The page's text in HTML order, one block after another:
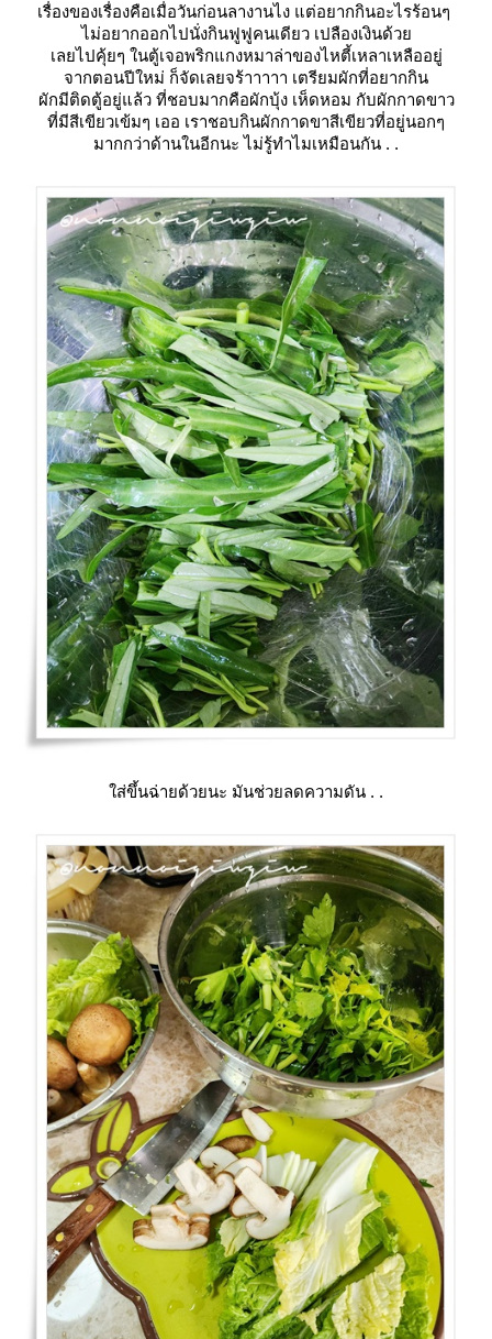
เรื่องของเรื่องคือเมื่อวันก่อนลางานไง แต่อยากกินอะไรร้อนๆ
ไม่อยากออกไปนั่งกินฟูฟูคนเดียว เปลืองเงินด้ว
เลยไปคุ้ยๆ ในตู้เจอพริกแกงหมาล่าของไหตี้เหลาเหลืออยู่
จากตอนปีใหม่ ก็จัดเลยจร้าาาาา เตรียมผักที่อยากกิน
ผักมีติดตู้อยู่แล้ว ที่ชอบมากคือผักบุ้ง เห็ดหอม กับผักกาดขาว
ที่มีสีเขียวเข้มๆ เออ เราชอบกินผักกาดขาสีเขียวที่อยู่นอกๆ
มากกว่าด้านในอีกนะ ไม่รู้ทำไมเหมือนกัน . .
ส่ขึ้นฉ่ายด้วยนะ มันช่วยลดความดัน . .